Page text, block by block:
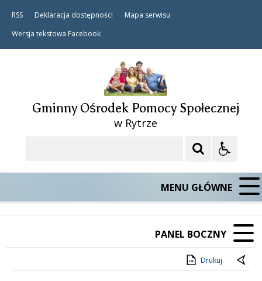
RSS Deklaracja dostępności
Mapa serwisu
Wersja tekstowa Facebook
Gminny Ośrodek Pomocy Społecznej
w Rytrze
MENU GŁÓWNE
PANEL BOCZNY
Drukuj